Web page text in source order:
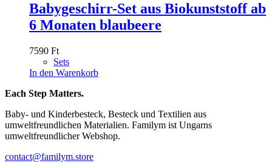
Babygeschirr-Set aus Biokunststoff ab
6 Monaten blaubeere
7590 Ft
Sets
In den Warenkorb
Each Step Matters.
Baby- und Kinderbesteck, Besteck und Textilien aus
umweltfreundlichen Materialien. Familym ist Ungarns
umweltfreundlicher Webshop.
contact@familym.store